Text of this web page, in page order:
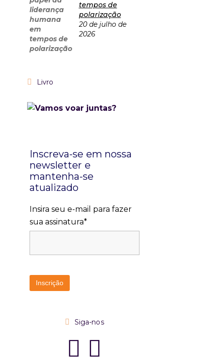
tempos de
polarização
20 de julho de
2026
Livro
Inscreva-se em nossa
newsletter e
mantenha-se
atualizado
Insira seu e-mail para fazer
sua assinatura*
Siga-nos